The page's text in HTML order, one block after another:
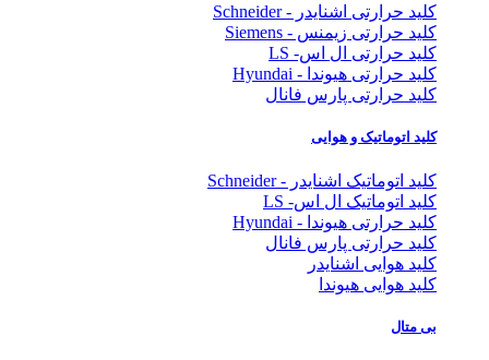
کلید حرارتی اشنایدر - Schneider
کلید حرارتی زیمنس - Siemens
کلید حرارتی ال اس- LS
کلید حرارتی هیوندا - Hyundai
کلید حرارتی پارس فانال
کلید اتوماتیک و هوایی
کلید اتوماتیک اشنایدر - Schneider
کلید اتوماتیک ال اس- LS
کلید حرارتی هیوندا - Hyundai
کلید حرارتی پارس فانال
کلید هوایی اشنایدر
کلید هوایی هیوندا
بی متال